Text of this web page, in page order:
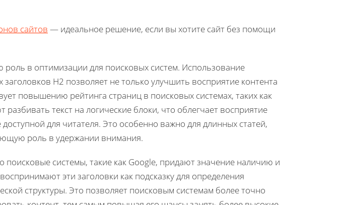
сайтов — идеальное решение, если вы хотите сайт без помощи
в оптимизации для поисковых систем. Использование
H2 позволяет не только улучшить восприятие контента
повышению рейтинга страниц в поисковых системах, таких как
разбивать текст на логические блоки, что облегчает восприятие
для читателя. Это особенно важно для длинных статей,
роль в удержании внимания.
поисковые системы, такие как Google, придают значение наличию и
эти заголовки как подсказку для определения
структуры. Это позволяет поисковым системам более точно